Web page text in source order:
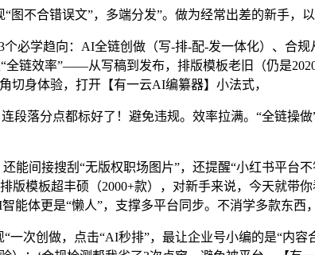
合错误文”，多端分发”。做为经常出差的新手，以
学趋向：AI全链创做（写-排-配-发一体化）、合
链效率”——从写稿到发布，排版模板老旧（仍是
切身体验，打开【有一云AI编纂器】小法式，
落分点都标好了！避免违规。效率拉满。“全链操
间接搜刮“无版权职场图片”，还提醒“小红书平台
版模板超丰硕（2000+款），对新手来说，今天就带
能体更是“懒人”，支撑多平台同步。不消学多款东西
次创做，点击“AI秒排”，最让企业号小编的是“内容